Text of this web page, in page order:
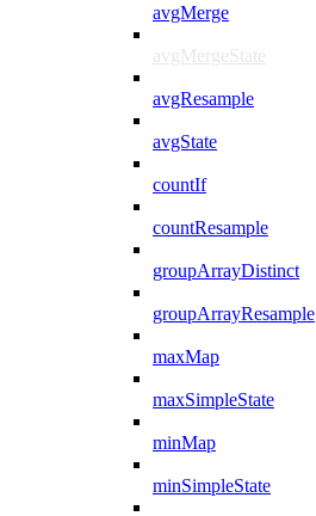
avgMerge
avgMergeState
avgResample
avgState
countIf
countResample
groupArrayDistinct
groupArrayResample
maxMap
maxSimpleState
minMap
minSimpleState